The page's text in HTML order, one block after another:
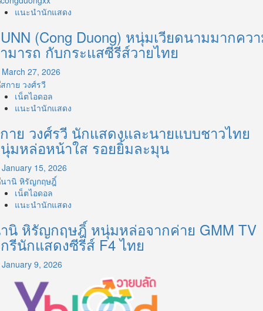
แนะนำนักแสดง
(Cong Duong) หนุ่มเวียดนามมากคว
มารถ กับกระแสซีรีส์วายไทย
March 27, 2026
เน็ตไอดอล
แนะนำนักแสดง
าย วงศ์รวี นักแสดงและนายแบบชาวไทย
มหล่อหน้าใส รอยยิ้มละมุน
January 15, 2026
เน็ตไอดอล
แนะนำนักแสดง
นิ หิรัญกฤษฎิ์ หนุ่มหล่อจากค่าย GMM TV
รีนักแสดงซีรีส์ F4 ไทย
January 9, 2026